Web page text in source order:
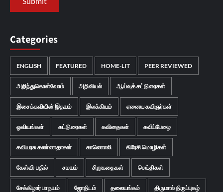
Categories
ENGLISH FEATURED HOME-LIT PEER REVIEWED
அறிந்துகொள்வோம் அறிவியல் ஆய்வுக் கட்டுரைகள்
இசைக்கவியின் இதயம் இலக்கியம் ஏனைய கவிஞர்கள்
ஓவியங்கள் கட்டுரைகள் கவிதைகள் கவிப்பேழை
கவியரசு கண்ணதாசன் காணொலி கிரேசி மொழிகள்
கேள்வி-பதில் சமயம் சிறுகதைகள் செய்திகள்
சேக்கிழார் பா நயம் ஜோதிடம் தலையங்கம் திருமால் திருப்புகழ்